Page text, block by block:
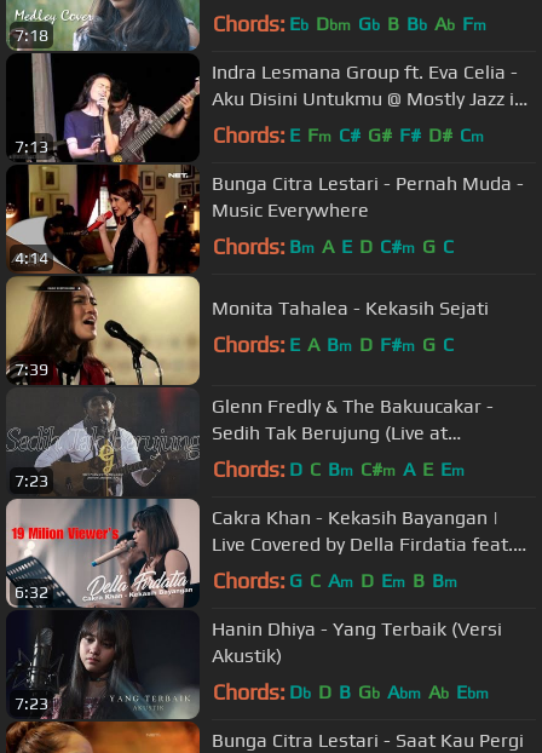
7:18
Kita Masih SMA
Chords: Eb Dbm Gb B Bb Ab Fm
7:13
Indra Lesmana Group ft. Eva Celia -
Aku Disini Untukmu @ Mostly Jazz in
Bali 26/04/15 [HD]
Chords: E Fm C# G# F# D# Cm
4:14
Bunga Citra Lestari - Pernah Muda -
Music Everywhere
Chords: Bm A E D C#m G C
7:39
Monita Tahalea - Kekasih Sejati
Chords: E A Bm D F#m G C
7:23
Glenn Fredly & The Bakuucakar -
Sedih Tak Berujung (Live at
Lokananta)
Chords: D C Bm C#m A E Em
6:32
Cakra Khan - Kekasih Bayangan |
Live Covered by Della Firdatia feat.
Riza
Chords: G C Am D Em B Bm
7:23
Hanin Dhiya - Yang Terbaik (Versi
Akustik)
Chords: Db D B Gb Abm Ab Ebm
Bunga Citra Lestari - Saat Kau Pergi